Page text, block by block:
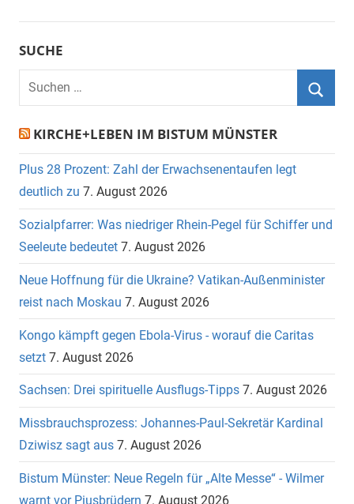
SUCHE
Suchen
nach:
KIRCHE+LEBEN IM BISTUM MÜNSTER
Plus 28 Prozent: Zahl der Erwachsenentaufen legt
deutlich zu 7. August 2026
Sozialpfarrer: Was niedriger Rhein-Pegel für Schiffer und
Seeleute bedeutet 7. August 2026
Neue Hoffnung für die Ukraine? Vatikan-Außenminister
reist nach Moskau 7. August 2026
Kongo kämpft gegen Ebola-Virus - worauf die Caritas
setzt 7. August 2026
Sachsen: Drei spirituelle Ausflugs-Tipps 7. August 2026
Missbrauchsprozess: Johannes-Paul-Sekretär Kardinal
Dziwisz sagt aus 7. August 2026
Bistum Münster: Neue Regeln für „Alte Messe“ - Wilmer
warnt vor Piusbrüdern 7. August 2026